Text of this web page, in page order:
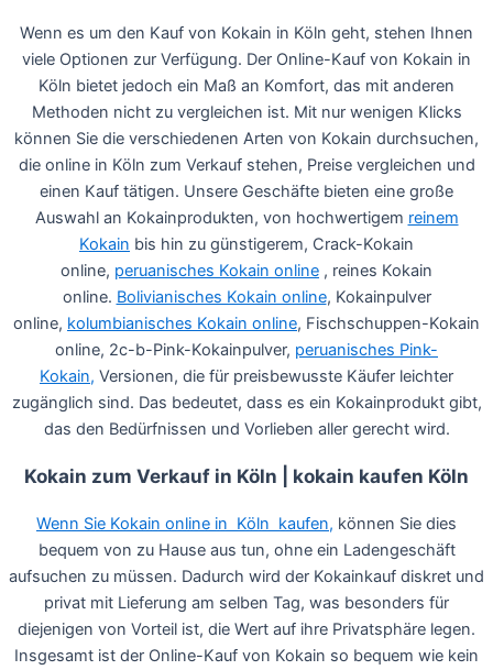
Wenn es um den Kauf von Kokain in Köln geht, stehen Ihnen
viele Optionen zur Verfügung. Der Online-Kauf von Kokain in
Köln bietet jedoch ein Maß an Komfort, das mit anderen
Methoden nicht zu vergleichen ist. Mit nur wenigen Klicks
können Sie die verschiedenen Arten von Kokain durchsuchen,
die online in Köln zum Verkauf stehen, Preise vergleichen und
einen Kauf tätigen. Unsere Geschäfte bieten eine große
Auswahl an Kokainprodukten, von hochwertigem reinem
Kokain bis hin zu günstigerem, Crack-Kokain
online, peruanisches Kokain online , reines Kokain
online. Bolivianisches Kokain online, Kokainpulver
online, kolumbianisches Kokain online, Fischschuppen-Kokain
online, 2c-b-Pink-Kokainpulver, peruanisches Pink-
Kokain, Versionen, die für preisbewusste Käufer leichter
zugänglich sind. Das bedeutet, dass es ein Kokainprodukt gibt,
das den Bedürfnissen und Vorlieben aller gerecht wird.
Kokain zum Verkauf in Köln | kokain kaufen Köln
Wenn Sie Kokain online in Köln kaufen, können Sie dies
bequem von zu Hause aus tun, ohne ein Ladengeschäft
aufsuchen zu müssen. Dadurch wird der Kokainkauf diskret und
privat mit Lieferung am selben Tag, was besonders für
diejenigen von Vorteil ist, die Wert auf ihre Privatsphäre legen.
Insgesamt ist der Online-Kauf von Kokain so bequem wie kein